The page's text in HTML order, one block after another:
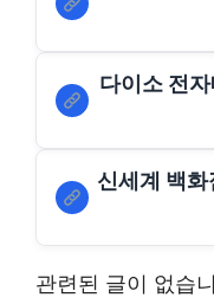
다이소 전
신세계 백
관련된 글이 없습